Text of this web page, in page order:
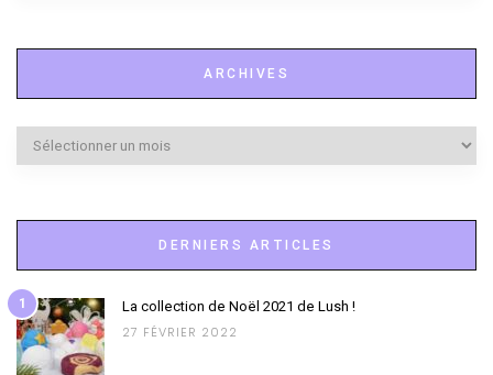
ARCHIVES
Archives
DERNIERS ARTICLES
1 La collection de Noël 2021 de Lush !
27 FÉVRIER 2022